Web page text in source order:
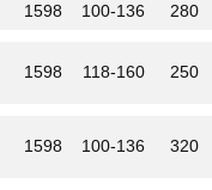
1598 100-136 280
1598 118-160 250
1598 100-136 320